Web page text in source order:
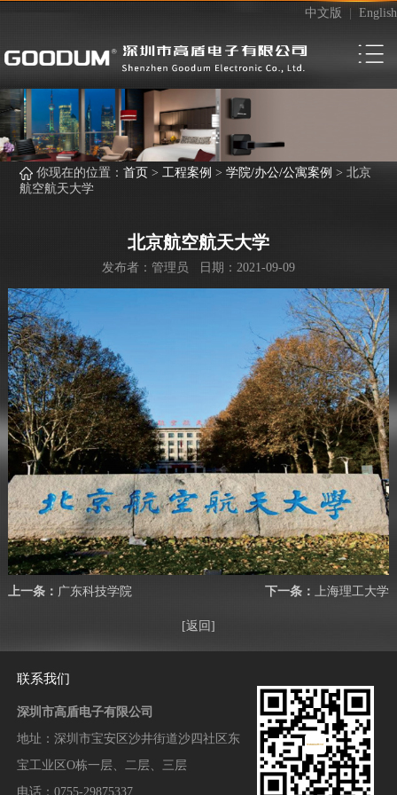
中文版 English
你现在的位置：首页 >工程案例 >学院/办公/公寓案例 >北京
航空航天大学
北京航空航天大学
发布者：管理员 日期：2021-09-09
上一条： 广东科技学院 下一条： 上海理工大学
[返回]
联系我们
深圳市高盾电子有限公司
地址： 深圳市宝安区沙井街道沙四社区东
宝工业区O栋一层、二层、三层
电话：0755-29875337